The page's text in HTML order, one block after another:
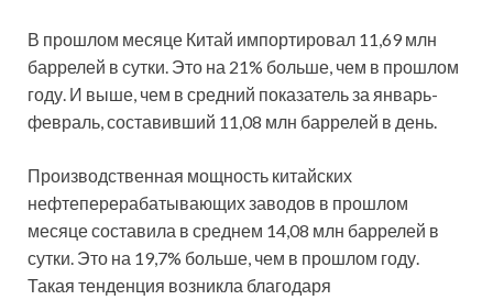
В прошлом месяце Китай импортировал 11,69 млн
баррелей в сутки. Это на 21% больше, чем в прошлом
году. И выше, чем в средний показатель за январь-
февраль, составивший 11,08 млн баррелей в день.
Производственная мощность китайских
нефтеперерабатывающих заводов в прошлом
месяце составила в среднем 14,08 млн баррелей в
сутки. Это на 19,7% больше, чем в прошлом году.
Такая тенденция возникла благодаря